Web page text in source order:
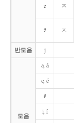
z ㅈ
ž ㅈ
반모음 j
모음
a, á
e, é
ě
i, í